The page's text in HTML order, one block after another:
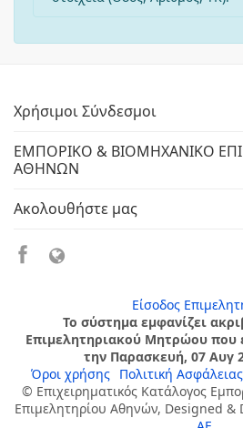
Χρήσιμοι Σύνδεσμοι
ΕΜΠΟΡΙΚΟ & ΒΙΟΜΗΧΑΝΙΚΟ
ΑΘΗΝΩΝ
Ακολουθήστε μας
Είσοδος
Το σύστημα εμφανίζει
Επιμελητηριακού Μητρώου που
την Παρασκευή, 07 Αυγ
Όροι χρήσης
Πολιτική Ασφάλειας
© Επιχειρηματικός Κατάλογος
Επιμελητηρίου Αθηνών, Designed &